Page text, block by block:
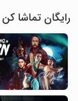
رایگان تماشا کن